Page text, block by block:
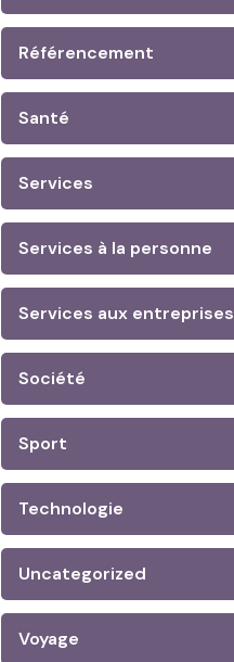
Référencement
Santé
Services
Services à la personne
Services aux entreprises
Société
Sport
Technologie
Uncategorized
Voyage